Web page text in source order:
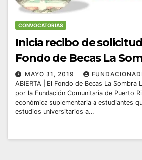
CONVOCATORIAS
Inicia recibo de
Fondo de Becas La
MAYO 31, 2019
ABIERTA | El Fondo de Becas La Sombra
por la Fundación Comunitaria de Puerto
económica suplementaria a estudiantes
estudios universitarios a…